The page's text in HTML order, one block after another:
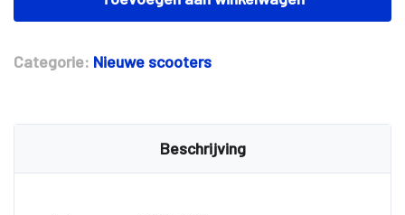
aantal
Categorie: Nieuwe scooters
Beschrijving